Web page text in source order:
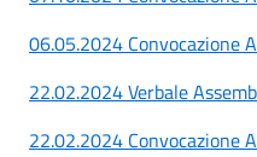
06.05.2024 Convocazione
22.02.2024 Verbale
22.02.2024 Convocazione